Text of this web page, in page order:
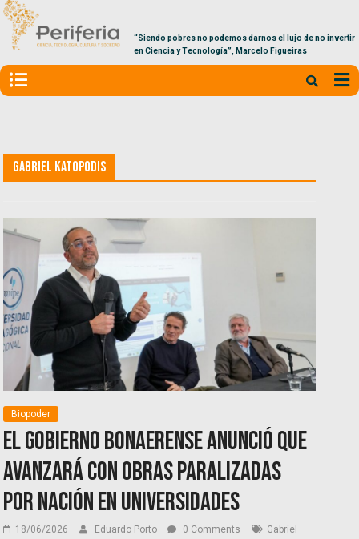
“Siendo pobres no podemos darnos el lujo de no invertir
en Ciencia y Tecnología”, Marcelo Figueiras
Gabriel Katopodis
Biopoder
El gobierno bonaerense anunció que
avanzará con obras paralizadas
por Nación en universidades
18/06/2026 Eduardo Porto 0 Comments
Gabriel